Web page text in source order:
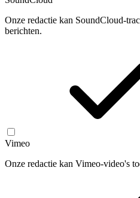
Onze redactie kan SoundCloud-
berichten.
Vimeo
Onze redactie kan Vimeo-video's